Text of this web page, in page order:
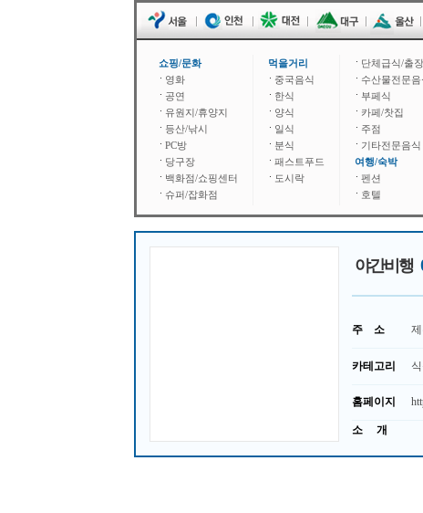
쇼핑/문화
영화
공연
유원지/휴양지
등산/낚시
PC방
당구장
백화점/쇼핑센터
슈퍼/잡화점
먹을거리
중국음식
한식
양식
일식
분식
패스트푸드
도시락
단체급식/출
수산물전문음
부페식
카페/찻집
주점
기타전문음식
여행/숙박
펜션
호텔
야간비행
주 소
카테고리
홈페이지
소 개